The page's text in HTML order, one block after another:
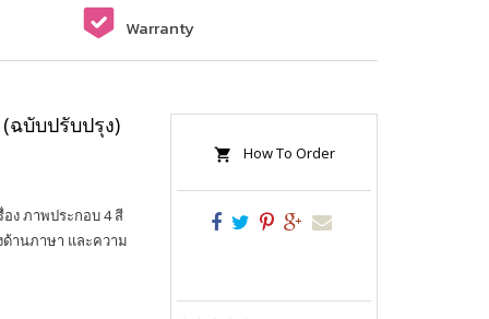
Warranty
ฉบับปรับปรุง)
ง ภาพประกอบ 4 สี
ด้านภาษา และความ
How To Order